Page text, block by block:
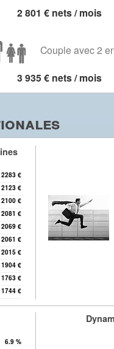
2 801 € nets / mois
Couple avec 2
3 935 € nets / mois
2283 €
2123 €
2100 €
2081 €
2069 €
2061 €
2015 €
1904 €
1763 €
1744 €
6.9 %